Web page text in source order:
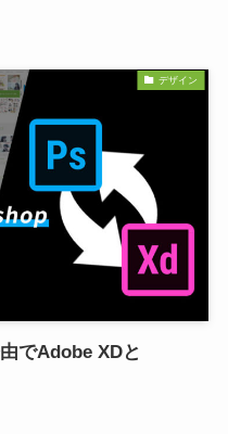
デザイン
でAdobe XDと